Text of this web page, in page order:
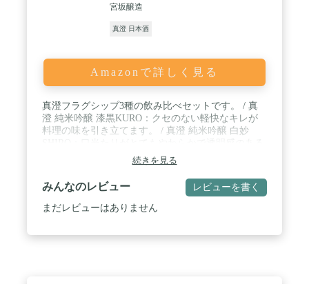
宮坂醸造
真澄 日本酒
Amazonで詳しく見る
真澄フラグシップ3種の飲み比べセットです。 / 真
澄 純米吟醸 漆黒KURO：クセのない軽快なキレが
料理の味を引き立てます。 / 真澄 純米吟醸 白妙
味わいに仕上がっています。 / 真澄 純米酒 茅色
KAYA：米のうまみを存分に感じられる純米酒で
す。 / 容量：300ml×3本
続きを見る
みんなのレビュー レビューを書く
まだレビューはありません